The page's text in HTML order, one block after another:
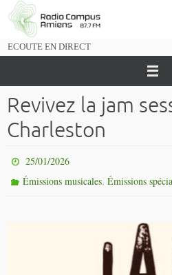
Passer
vers
ECOUTE EN DIRECT
Revivez la jam
Charleston
25/01/2026
Émissions musicales,Émissions